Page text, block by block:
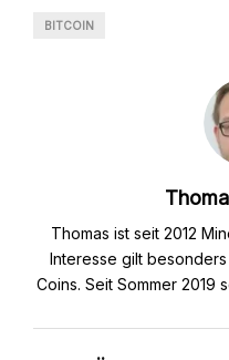
BITCOIN
Thomas ist seit 2012
Interesse gilt
Coins. Seit Sommer 2019